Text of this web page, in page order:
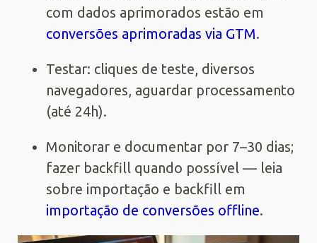
com dados aprimorados estão em
conversões aprimoradas via GTM.
Testar: cliques de teste, diversos
navegadores, aguardar processamento
(até 24h).
Monitorar e documentar por 7–30 dias;
fazer backfill quando possível — leia
sobre importação e backfill em
importação de conversões offline.